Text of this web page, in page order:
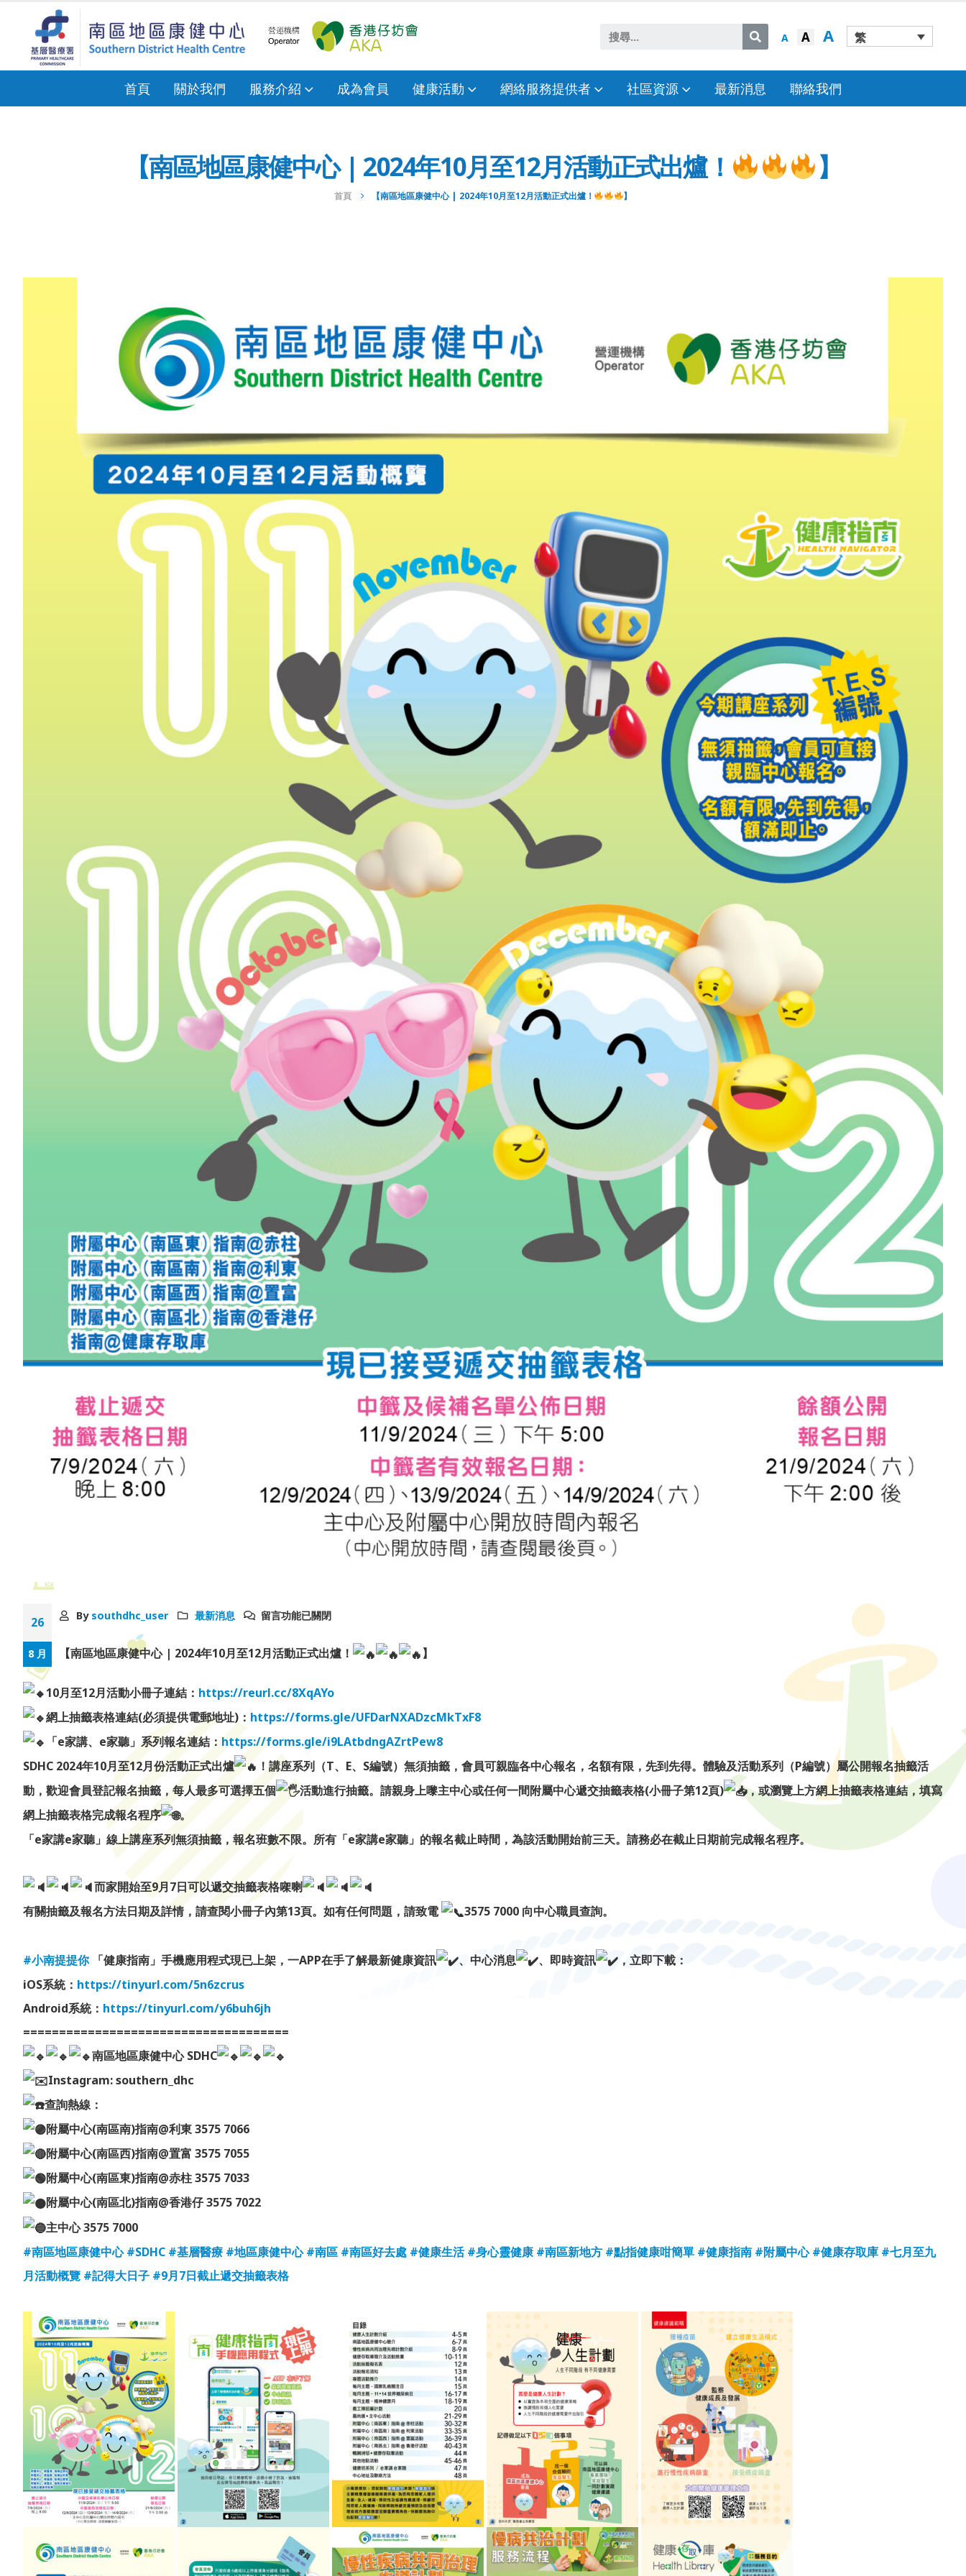
A A A 繁
首頁 關於我們 服務介紹 成為會員 健康活動 網絡服務提供者 社區資源 最新消息 聯絡我們
【南區地區康健中心 | 2024年10月至12月活動正式出爐！ 】
首頁 【南區地區康健中心 | 2024年10月至12月活動正式出爐！ 】
26
8 月
By southdhc_user 最新消息 留言功能已關閉
【南區地區康健中心 | 2024年10月至12月活動正式出爐！ 】
10月至12月活動小冊子連結： https://reurl.cc/8XqAYo
網上抽籤表格連結(必須提供電郵地址)： https://forms.gle/UFDarNXADzcMkTxF8
「e家講、e家聽」系列報名連結：https://forms.gle/i9LAtbdngAZrtPew8
SDHC 2024年10月至12月份活動正式出爐
！講座系列（T、E、S編號）無須抽籤，會員可親臨各中心報名，名額有限，先到先得。體驗及活動系列（P編號）屬公開報名抽籤活
動，歡迎會員登記報名抽籤，每人最多可選擇五個
活動進行抽籤。請親身上嚟主中心或任何一間附屬中心遞交抽籤表格(小冊子第12頁)
，或瀏覽上方網上抽籤表格連結，填寫
網上抽籤表格完成報名程序
。
「e家講e家聽」線上講座系列無須抽籤，報名班數不限。所有「e家講e家聽」的報名截止時間，為該活動開始前三天。請務必在截止日期前完成報名程序。
而家開始至9月7日可以遞交抽籤表格㗎喇
有關抽籤及報名方法日期及詳情，請查閱小冊子內第13頁。如有任何問題，請致電
3575 7000 向中心職員查詢。
#小南提提你「健康指南」手機應用程式現已上架，一APP在手了解最新健康資訊 、中心消息 、即時資訊
，立即下載：
iOS系統： https://tinyurl.com/5n6zcrus
Android系統： https://tinyurl.com/y6buh6jh
=====================================
南區地區康健中心 SDHC
Instagram: southern_dhc
查詢熱線：
附屬中心(南區南)指南@利東 3575 7066
附屬中心(南區西)指南@置富 3575 7055
附屬中心(南區東)指南@赤柱 3575 7033
附屬中心(南區北)指南@香港仔 3575 7022
主中心 3575 7000
#南區地區康健中心 #SDHC #基層醫療 #地區康健中心 #南區 #南區好去處 #健康生活 #身心靈健康 #南區新地方 #點指健康咁簡單 #健康指南 #附屬中心 #健康存取庫 #七月至九
月活動概覽 #記得大日子 #9月7日截止遞交抽籤表格